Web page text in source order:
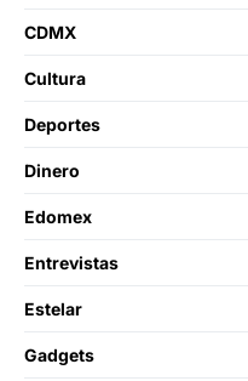
CDMX
Cultura
Deportes
Dinero
Edomex
Entrevistas
Estelar
Gadgets